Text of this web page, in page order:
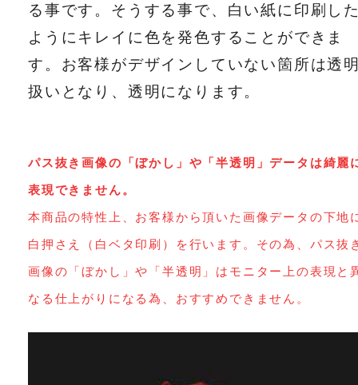
る事です。そうする事で、白い紙に印刷し
ようにキレイに色を発色することができま
す。お客様がデザインしていない箇所は透
扱いとなり、透明になります。
パス抜き画像の「ぼかし」や「半透明」データは綺麗
表現できません。
本商品の特性上、お客様から頂いた画像データの下地
白押さえ（白ベタ印刷）を行います。その為、パス抜
画像の「ぼかし」や「半透明」はモニター上の表現と
なる仕上がりになる為、おすすめできません。